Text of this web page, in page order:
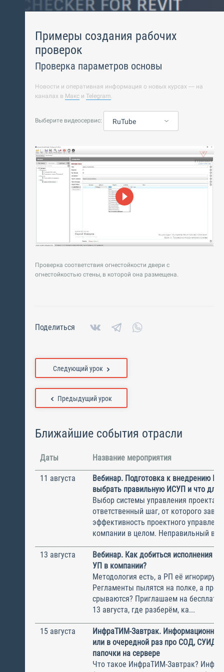
Примеры создания рабочих
проверок
Проверка параметров основы
Новости и оперативная информация о новых курсах — на
каналах в Макс и Telegram.
Выберите видеосервис: RuTube
Проверка соответствия огнестойкости двери с
огнестойкостью стены, в которой она размещена.
Поделиться
Предыдущий урок
Следующий урок
Ближайшие события отрасли
Даты Название мероприятия
11 августа
Вебинар. Подготовка к внедрению
выбрать правильную ИСУП и что для
Выбор системы управления
ответственный шаг, от которого
эффективность проектного
компании в целом. Неправильный
13 августа
Вебинар. Как добиться исполнения
УП в компании?
Методология есть, а РП её
Регламенты пылятся на полке, а
срываются? Приглашаем на
13 августа, где разберём, ка...
15 августа
ИнфраТИМ-Завтрак.
или в очередной раз про СОД, СУИД и
папочки на сервере
Что такое ИнфраТИМ-Завтрак?